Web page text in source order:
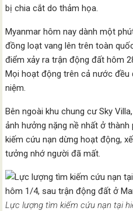
bị chia cắt do thảm họa.
Myanmar hôm nay dành một
đồng loạt vang lên trên toàn
điểm xảy ra trận động đất hôm
Mọi hoạt động trên cả nước
niệm.
Bên ngoài khu chung cư Sky
ảnh hưởng nặng nề nhất ở
kiếm cứu nạn dừng hoạt động,
tưởng nhớ người đã mất.
Lực lượng tìm kiếm cứu nạn tại